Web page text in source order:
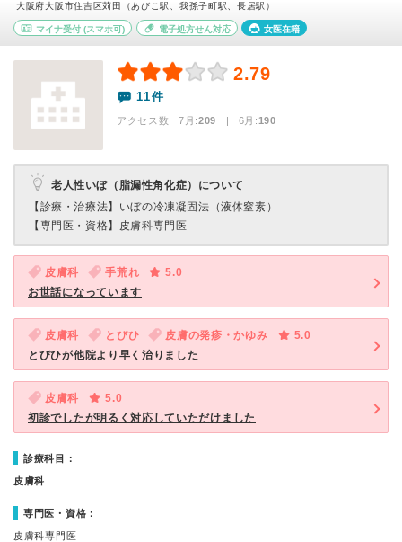
大阪府大阪市住吉区苅田（あびこ駅、我孫子町駅、長居駅）
マイナ受付 (スマホ可) 電子処方せん対応 女医在籍
2.79
11件
アクセス数 7月:209 | 6月:190
老人性いぼ（脂漏性角化症）について
【診療・治療法】 いぼの冷凍凝固法（液体窒素）
【専門医・資格】 皮膚科専門医
皮膚科 手荒れ
5.0
お世話になっています
皮膚科 とびひ 皮膚の発疹・かゆみ
5.0
とびひが他院より早く治りました
皮膚科
5.0
初診でしたが明るく対応していただけました
診療科目：
皮膚科
専門医・資格：
皮膚科専門医